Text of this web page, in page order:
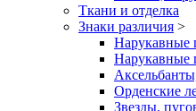
Ткани и отделка
Знаки различия >
Нарукавные
Орденские
Звезды,